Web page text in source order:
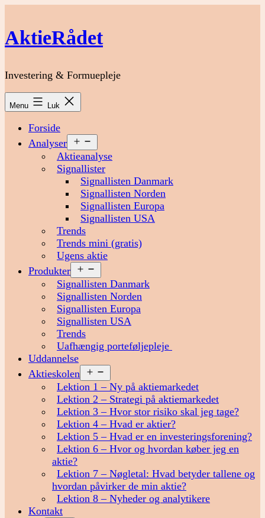
indhold
AktieRådet
Investering & Formuepleje
Menu Luk
Forside
Analyser
menu
Aktieanalyse
Signallister
Signallisten Danmark
Signallisten Norden
Signallisten Europa
Signallisten USA
Trends
Trends mini (gratis)
Ugens aktie
Produkter
menu
Signallisten Danmark
Signallisten Norden
Signallisten Europa
Signallisten USA
Trends
Uafhængig porteføljepleje
Uddannelse
Aktieskolen
menu
Lektion 1 – Ny på aktiemarkedet
Lektion 2 – Strategi på aktiemarkedet
Lektion 3 – Hvor stor risiko skal jeg tage?
Lektion 4 – Hvad er aktier?
Lektion 5 – Hvad er en investeringsforening?
Lektion 6 – Hvor og hvordan køber jeg en
aktie?
Lektion 7 – Nøgletal: Hvad betyder tallene og
hvordan påvirker de min aktie?
Lektion 8 – Nyheder og analytikere
Kontakt